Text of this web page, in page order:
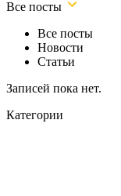
Все посты
Все посты
Новости
Статьи
Записей пока нет.
Категории